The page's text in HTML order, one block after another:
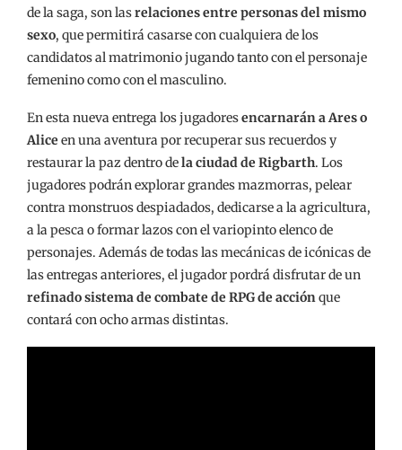
de la saga, son lasrelaciones entre personas del mismo
sexo, que permitirá casarse con cualquiera de los
candidatos al matrimonio jugando tanto con el personaje
femenino como con el masculino.
En esta nueva entrega los jugadoresencarnarán a Ares o
Alice en una aventura por recuperar sus recuerdos y
restaurar la paz dentro dela ciudad de Rigbarth. Los
jugadores podrán explorar grandes mazmorras, pelear
contra monstruos despiadados, dedicarse a la agricultura,
a la pesca o formar lazos con el variopinto elenco de
personajes. Además de todas las mecánicas de icónicas de
las entregas anteriores, el jugador pordrá disfrutar de un
refinado sistema de combate de RPG de acciónque
contará con ocho armas distintas.